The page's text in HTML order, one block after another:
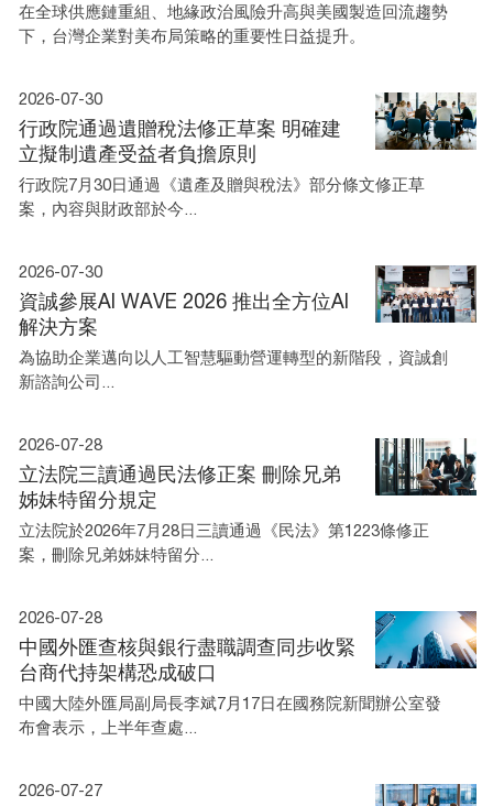
在全球供應鏈重組、地緣政治風險升高與美國製造回流趨勢
下，台灣企業對美布局策略的重要性日益提升。
2026-07-30
行政院通過遺贈稅法修正草案 明確建
立擬制遺產受益者負擔原則
行政院7月30日通過《遺產及贈與稅法》部分條文修正草
案，內容與財政部於今...
2026-07-30
資誠參展AI WAVE 2026 推出全方位AI
解決方案
為協助企業邁向以人工智慧驅動營運轉型的新階段，資誠創
新諮詢公司...
2026-07-28
立法院三讀通過民法修正案 刪除兄弟
姊妹特留分規定
立法院於2026年7月28日三讀通過《民法》第1223條修正
案，刪除兄弟姊妹特留分...
2026-07-28
中國外匯查核與銀行盡職調查同步收緊
台商代持架構恐成破口
中國大陸外匯局副局長李斌7月17日在國務院新聞辦公室發
布會表示，上半年查處...
2026-07-27